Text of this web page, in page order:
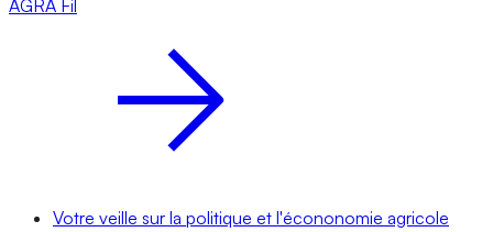
AGRA Fil
Votre veille sur la politique et l'écononomie agricole